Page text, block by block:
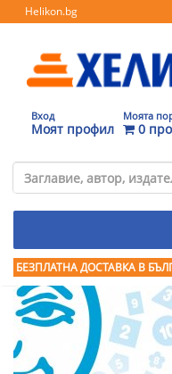
Helikon.bg
Вход
Моят профил
Моята
0
БЕЗПЛАТНА ДОСТАВКА В